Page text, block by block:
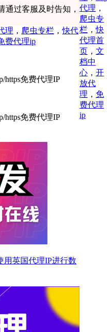
通过客服及时告知，
理 ， 爬虫专栏 ，快代
费代理ip
https免费代理IP
https免费代理IP
用英国代理IP进行数
代理 ，
爬虫专
栏 ，快
代理首
页 ， 文
档中
心 ， 开
放代
理 ， 免
费代理
ip